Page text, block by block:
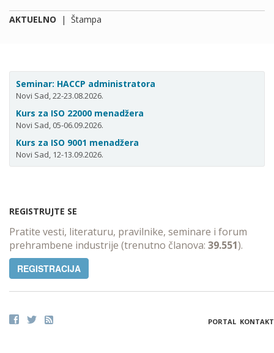
AKTUELNO | Štampa
Seminar: HACCP administratora
Novi Sad, 22-23.08.2026.
Kurs za ISO 22000 menadžera
Novi Sad, 05-06.09.2026.
Kurs za ISO 9001 menadžera
Novi Sad, 12-13.09.2026.
REGISTRUJTE SE
Pratite vesti, literaturu, pravilnike, seminare i forum
prehrambene industrije (trenutno članova: 39.551).
REGISTRACIJA
PORTAL KONTAKT